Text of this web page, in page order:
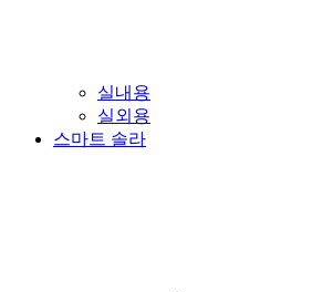
실내용
실외용
스마트 솔라